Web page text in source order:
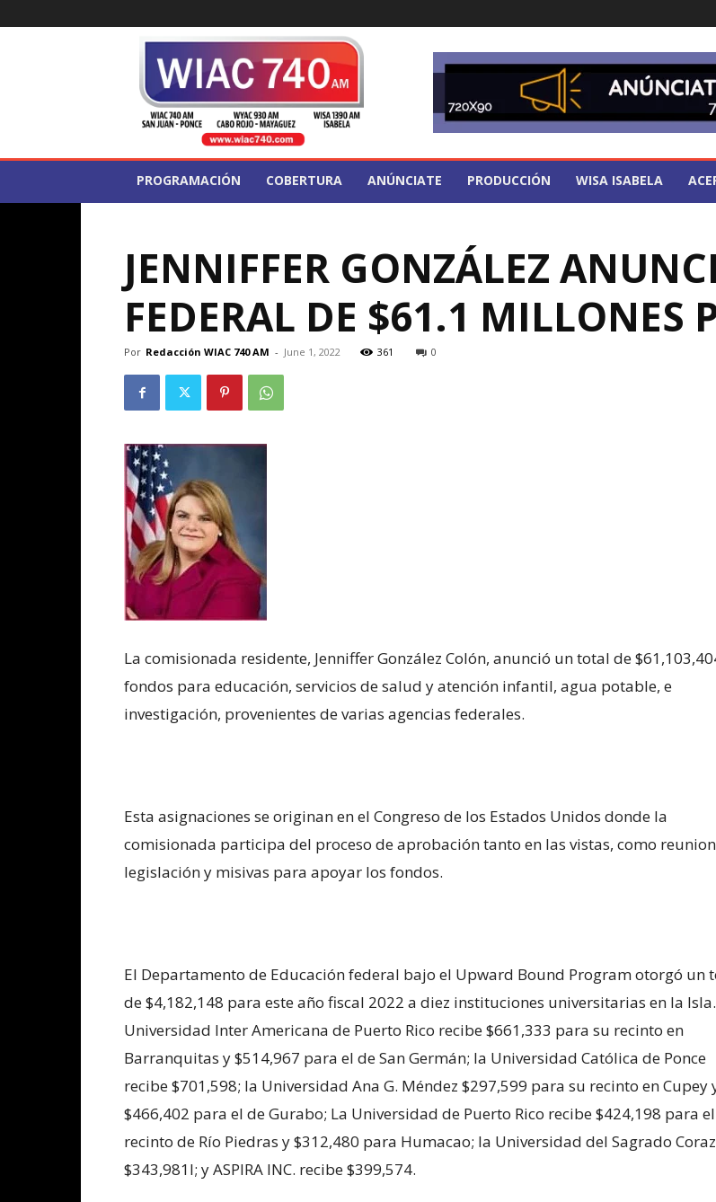
PROGRAMACIÓN COBERTURA ANÚNCIATE PRODUCCIÓN WISA ISABELA
JENNIFFER GONZÁLEZ
FEDERAL DE $61.1 MILLONES
Por Redacción WIAC 740 AM - June 1, 2022 361 0
La comisionada residente, Jenniffer González Colón, anunció un total de
fondos para educación, servicios de salud y atención infantil, agua potable, e
investigación, provenientes de varias agencias federales.
Esta asignaciones se originan en el Congreso de los Estados Unidos donde la
comisionada participa del proceso de aprobación tanto en las vistas, como
legislación y misivas para apoyar los fondos.
El Departamento de Educación federal bajo el Upward Bound Program otorgó un
de $4,182,148 para este año fiscal 2022 a diez instituciones universitarias en la
Universidad Inter Americana de Puerto Rico recibe $661,333 para su recinto en
Barranquitas y $514,967 para el de San Germán; la Universidad Católica de Ponce
recibe $701,598; la Universidad Ana G. Méndez $297,599 para su recinto en Cupey
$466,402 para el de Gurabo; La Universidad de Puerto Rico recibe $424,198 para el
recinto de Río Piedras y $312,480 para Humacao; la Universidad del Sagrado
$343,981l; y ASPIRA INC. recibe $399,574.